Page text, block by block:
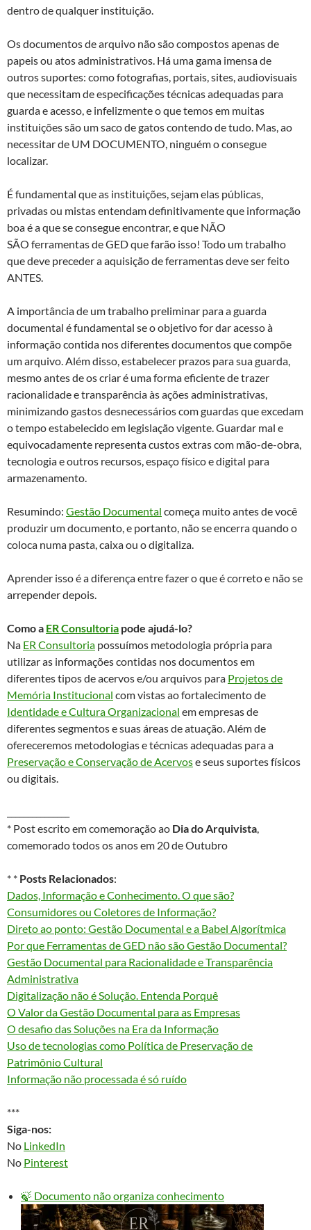
dentro de qualquer instituição.
Os documentos de arquivo não são compostos apenas de
papeis ou atos administrativos. Há uma gama imensa de
outros suportes: como fotografias, portais, sites, audiovisuais
que necessitam de especificações técnicas adequadas para
guarda e acesso, e infelizmente o que temos em muitas
instituições são um saco de gatos contendo de tudo. Mas, ao
necessitar de UM DOCUMENTO, ninguém o consegue
localizar.
É fundamental que as instituições, sejam elas públicas,
privadas ou mistas entendam definitivamente que informação
boa é a que se consegue encontrar, e que NÃO
SÃO ferramentas de GED que farão isso! Todo um trabalho
que deve preceder a aquisição de ferramentas deve ser feito
ANTES.
A importância de um trabalho preliminar para a guarda
documental é fundamental se o objetivo for dar acesso à
informação contida nos diferentes documentos que compõe
um arquivo. Além disso, estabelecer prazos para sua guarda,
mesmo antes de os criar é uma forma eficiente de trazer
racionalidade e transparência às ações administrativas,
minimizando gastos desnecessários com guardas que excedam
o tempo estabelecido em legislação vigente. Guardar mal e
equivocadamente representa custos extras com mão-de-obra,
tecnologia e outros recursos, espaço físico e digital para
armazenamento.
Resumindo: Gestão Documental começa muito antes de você
produzir um documento, e portanto, não se encerra quando o
coloca numa pasta, caixa ou o digitaliza.
Aprender isso é a diferença entre fazer o que é correto e não se
arrepender depois.
Como a ER Consultoria pode ajudá-lo?
Na ER Consultoria possuímos metodologia própria para
utilizar as informações contidas nos documentos em
diferentes tipos de acervos e/ou arquivos para Projetos de
Memória Institucional com vistas ao fortalecimento de
Identidade e Cultura Organizacional em empresas de
diferentes segmentos e suas áreas de atuação. Além de
ofereceremos metodologias e técnicas adequadas para a
Preservação e Conservação de Acervose seus suportes físicos
ou digitais.
* Post escrito em comemoração ao Dia do Arquivista,
comemorado todos os anos em 20 de Outubro
* * Posts Relacionados:
Dados, Informação e Conhecimento. O que são?
Consumidores ou Coletores de Informação?
Direto ao ponto: Gestão Documental e a Babel Algorítmica
Por que Ferramentas de GED não são Gestão Documental?
Gestão Documental para Racionalidade e Transparência
Administrativa
Digitalização não é Solução. Entenda Porquê
O Valor da Gestão Documental para as Empresas
O desafio das Soluções na Era da Informação
Uso de tecnologias como Política de Preservação de
Patrimônio Cultural
Informação não processada é só ruído
***
Siga-nos:
No LinkedIn
No Pinterest
🍃 Documento não organiza conhecimento